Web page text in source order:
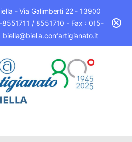
- Via Galimberti 22 - 13900
8551711 / 8551710 - Fax : 015-
biella@biella.confartigianato.it